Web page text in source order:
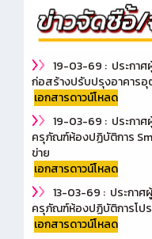
19-03-69 : ประกาศ
ก่อสร้างปรับปรุงอาคารอุ
เอกสารดาวน์โหลด
19-03-69 : ประกาศ
ครุภัณฑ์ห้องปฏิบัติการ
ข่าย
เอกสารดาวน์โหลด
13-03-69 : ประกาศ
ครุภัณฑ์ห้องปฏิบัติการโป
เอกสารดาวน์โหลด